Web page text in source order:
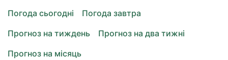
Погода сьогодні
Погода завтра
Прогноз на тиждень
Прогноз на два тижні
Прогноз на місяць